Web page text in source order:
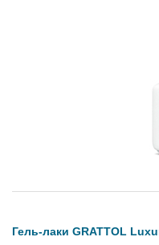
Гель-лаки GRATTOL